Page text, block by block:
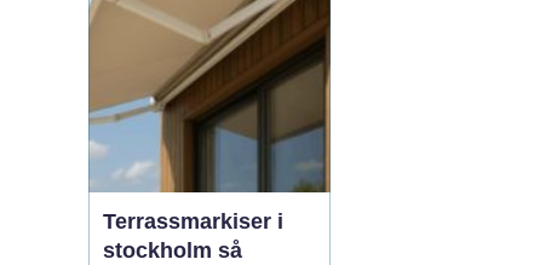
Terrassmarkiser i
stockholm så